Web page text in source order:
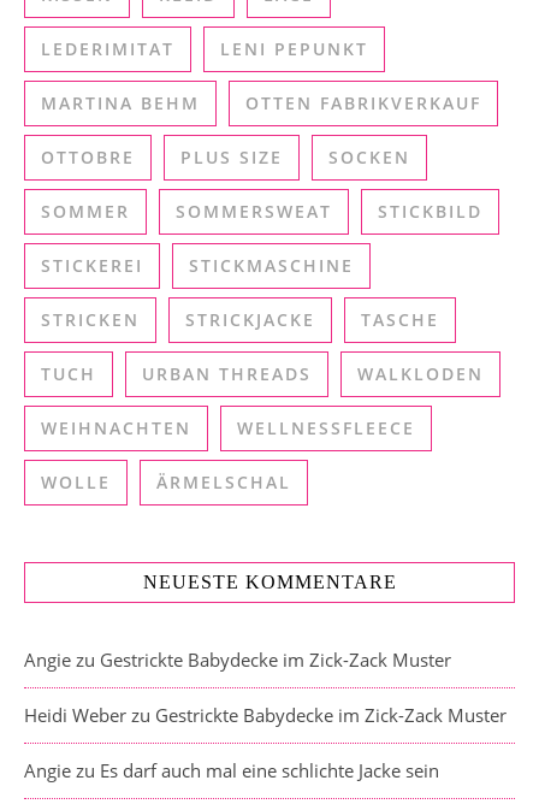
LEDERIMITAT LENI PEPUNKT
MARTINA BEHM OTTEN FABRIKVERKAUF
OTTOBRE PLUS SIZE SOCKEN
SOMMER SOMMERSWEAT STICKBILD
STICKEREI STICKMASCHINE
STRICKEN STRICKJACKE TASCHE
TUCH URBAN THREADS WALKLODEN
WEIHNACHTEN WELLNESSFLEECE
WOLLE ÄRMELSCHAL
NEUESTE KOMMENTARE
Angie zu Gestrickte Babydecke im Zick-Zack Muster
Heidi Weber zu Gestrickte Babydecke im Zick-Zack Muster
Angie zu Es darf auch mal eine schlichte Jacke sein